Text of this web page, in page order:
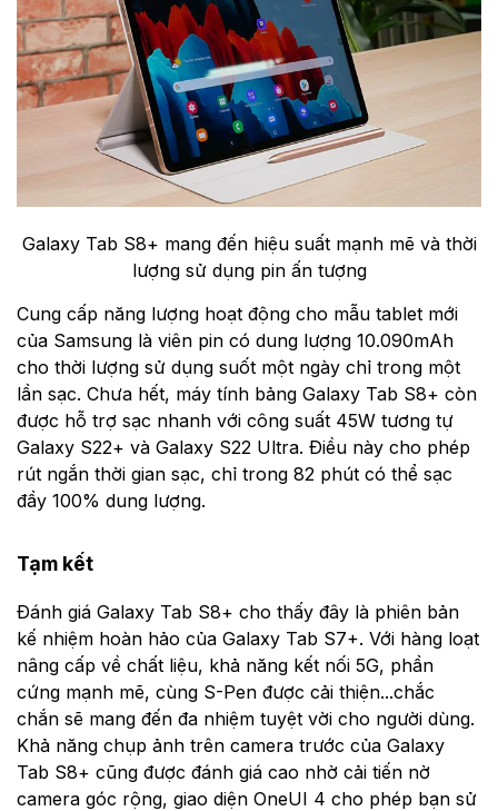
Galaxy Tab S8+ mang đến hiệu suất mạnh mẽ và thời
lượng sử dụng pin ấn tượng
Cung cấp năng lượng hoạt động cho mẫu tablet mới
của Samsung là viên pin có dung lượng 10.090mAh
cho thời lượng sử dụng suốt một ngày chỉ trong một
lần sạc. Chưa hết, máy tính bảng Galaxy Tab S8+ còn
được hỗ trợ sạc nhanh với công suất 45W tương tự
Galaxy S22+ và Galaxy S22 Ultra. Điều này cho phép
rút ngắn thời gian sạc, chỉ trong 82 phút có thể sạc
đầy 100% dung lượng.
Tạm kết
Đánh giá Galaxy Tab S8+ cho thấy đây là phiên bản
kế nhiệm hoàn hảo của Galaxy Tab S7+. Với hàng loạt
nâng cấp về chất liệu, khả năng kết nối 5G, phần
cứng mạnh mẽ, cùng S-Pen được cải thiện...chắc
chắn sẽ mang đến đa nhiệm tuyệt vời cho người dùng.
Khả năng chụp ảnh trên camera trước của Galaxy
Tab S8+ cũng được đánh giá cao nhờ cải tiến nờ
camera góc rộng, giao diện OneUI 4 cho phép bạn sử